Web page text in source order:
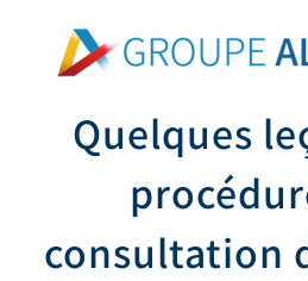
Quelques
consultation